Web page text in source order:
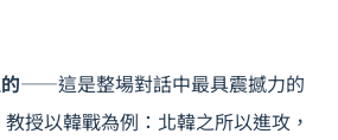
——這是整場對話中最具震撼力的
授以韓戰為例：北韓之所以進攻，